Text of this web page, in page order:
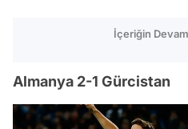
İçeriğin
Almanya 2-1 Gürcistan